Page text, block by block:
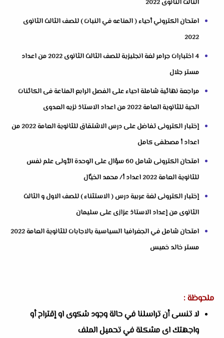
الثالث الثانوى 2022
امتحان الكتروني أحياء ( المناعه في النبات ) للصف الثالث الثانوى
2022
4 اختبارات جرامر لغة انجليزية للصف الثالث الثانوى 2022 من اعداد
مستر جلال
مراجعة نهائية شاملة احياء على الفصل الرابع المناعة فى الكائنات
الحية للثانوية العامة 2022 من اعداد الاستاذ نزيه العدوى
إختبار الكترونى تفاضل على درس الاشتقاق للثانوية العامة 2022 من
اعداد أ مصطفى كامل
امتحان الكترونى شامل 60 سؤال على الوحدة الأولى علم نفس
للثانوية العامة 2022 اعداد أ/ محمد الخيَّال
إختبار الكترونى لغة عربية درس ( الاستثناء ) للصف الاول و الثالث
الثانوى من إعداد الاستاذ عزازى على سليمان
امتحان شامل في الجغرافيا السياسية بالاجابات للثانوية العامة 2022
مستر خالد خميس
ملحوظة :
لا تنسى أن تراسلنا في حالة وجود شكوى او إقتراح أو
واجهتك اى مشكلة في تحميل الملف